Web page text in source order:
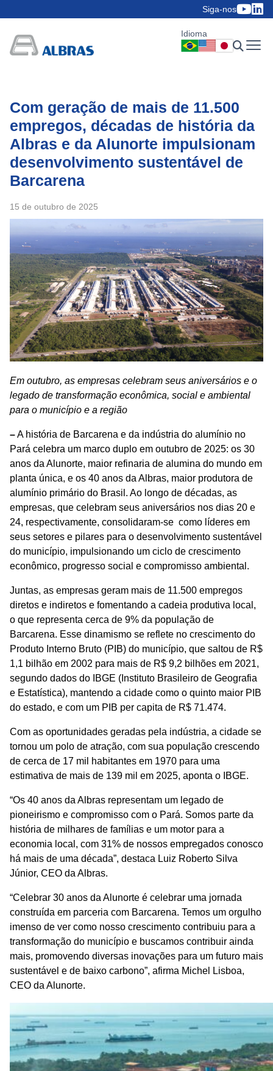
Siga-nos
Idioma
Com geração de mais de 11.500
empregos, décadas de história da
Albras e da Alunorte impulsionam
desenvolvimento sustentável de
Barcarena
15 de outubro de 2025
Em outubro, as empresas celebram seus aniversários e o
legado de transformação econômica, social e ambiental
para o município e a região
–A história de Barcarena e da indústria do alumínio no
Pará celebra um marco duplo em outubro de 2025: os 30
anos da Alunorte, maior refinaria de alumina do mundo em
planta única, e os 40 anos da Albras, maior produtora de
alumínio primário do Brasil. Ao longo de décadas, as
empresas, que celebram seus aniversários nos dias 20 e
24, respectivamente, consolidaram-se como líderes em
seus setores e pilares para o desenvolvimento sustentável
do município, impulsionando um ciclo de crescimento
econômico, progresso social e compromisso ambiental.
Juntas, as empresas geram mais de 11.500 empregos
diretos e indiretos e fomentando a cadeia produtiva local,
o que representa cerca de 9% da população de
Barcarena. Esse dinamismo se reflete no crescimento do
Produto Interno Bruto (PIB) do município, que saltou de R$
1,1 bilhão em 2002 para mais de R$ 9,2 bilhões em 2021,
segundo dados do IBGE (Instituto Brasileiro de Geografia
e Estatística), mantendo a cidade como o quinto maior PIB
do estado, e com um PIB per capita de R$ 71.474.
Com as oportunidades geradas pela indústria, a cidade se
tornou um polo de atração, com sua população crescendo
de cerca de 17 mil habitantes em 1970 para uma
estimativa de mais de 139 mil em 2025, aponta o IBGE.
“Os 40 anos da Albras representam um legado de
pioneirismo e compromisso com o Pará. Somos parte da
história de milhares de famílias e um motor para a
economia local, com 31% de nossos empregados conosco
há mais de uma década”, destaca Luiz Roberto Silva
Júnior, CEO da Albras.
“Celebrar 30 anos da Alunorte é celebrar uma jornada
construída em parceria com Barcarena. Temos um orgulho
imenso de ver como nosso crescimento contribuiu para a
transformação do município e buscamos contribuir ainda
mais, promovendo diversas inovações para um futuro mais
sustentável e de baixo carbono”, afirma Michel Lisboa,
CEO da Alunorte.